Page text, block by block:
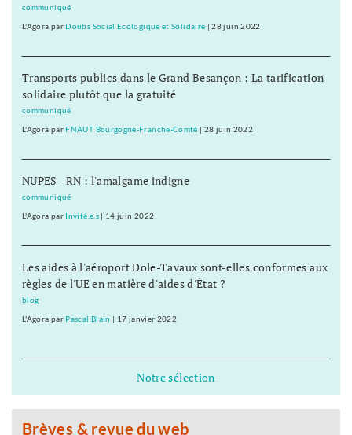
communiqué
L'Agora par Doubs Social Ecologique et Solidaire |28 juin 2022
Transports publics dans le Grand Besançon : La tarification
solidaire plutôt que la gratuité
communiqué
L'Agora par FNAUT Bourgogne-Franche-Comté 28 juin 2022
NUPES - RN : l'amalgame indigne
communiqué
L'Agora par Invité.e.s| 14 juin 2022
Les aides à l'aéroport Dole-Tavaux sont-elles conformes aux
règles de l'UE en matière d'aides d'État ?
blog
L'Agora par Pascal Blain 17 janvier 2022
Notre sélection
Brèves & revue du web